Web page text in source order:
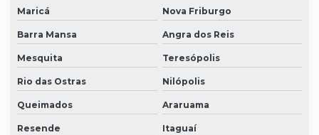
Maricá Nova Friburgo
Barra Mansa Angra dos Reis
Mesquita Teresópolis
Rio das Ostras Nilópolis
Queimados Araruama
Resende Itaguaí